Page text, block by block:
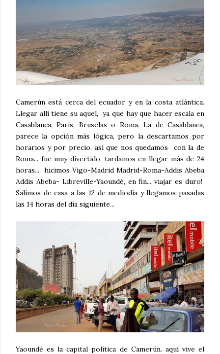
Camerún está cerca del ecuador y en la costa atlántica.
Llegar allí tiene su aquel, ya que hay que hacer escala en
Casablanca, París, Bruselas o Roma. La de Casablanca,
parece la opción más lógica, pero la descartamos por
horarios y por precio, así que nos quedamos con la de
Roma... fue muy divertido, tardamos en llegar más de 24
horas... hicimos Vigo-Madrid Madrid-Roma-Addis Abeba
Addis Abeba- Libreville-Yaoundé, en fin... viajar es duro!
Salimos de casa a las 12 de mediodía y llegamos pasadas
las 14 horas del día siguiente...
Yaoundé es la capital política de Camerún. aquí vive el